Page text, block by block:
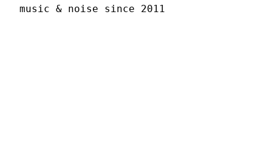
music & noise since 2011